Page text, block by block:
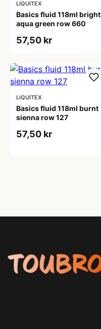
LIQUITEX
Basics fluid 118ml bright
aqua green row 660
57,50 kr
LIQUITEX
Basics fluid 118ml burnt
sienna row 127
57,50 kr